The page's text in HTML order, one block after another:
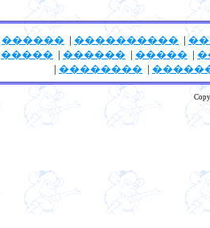
������ | ���������� |
����� | ������ | ����� |
| �������� |